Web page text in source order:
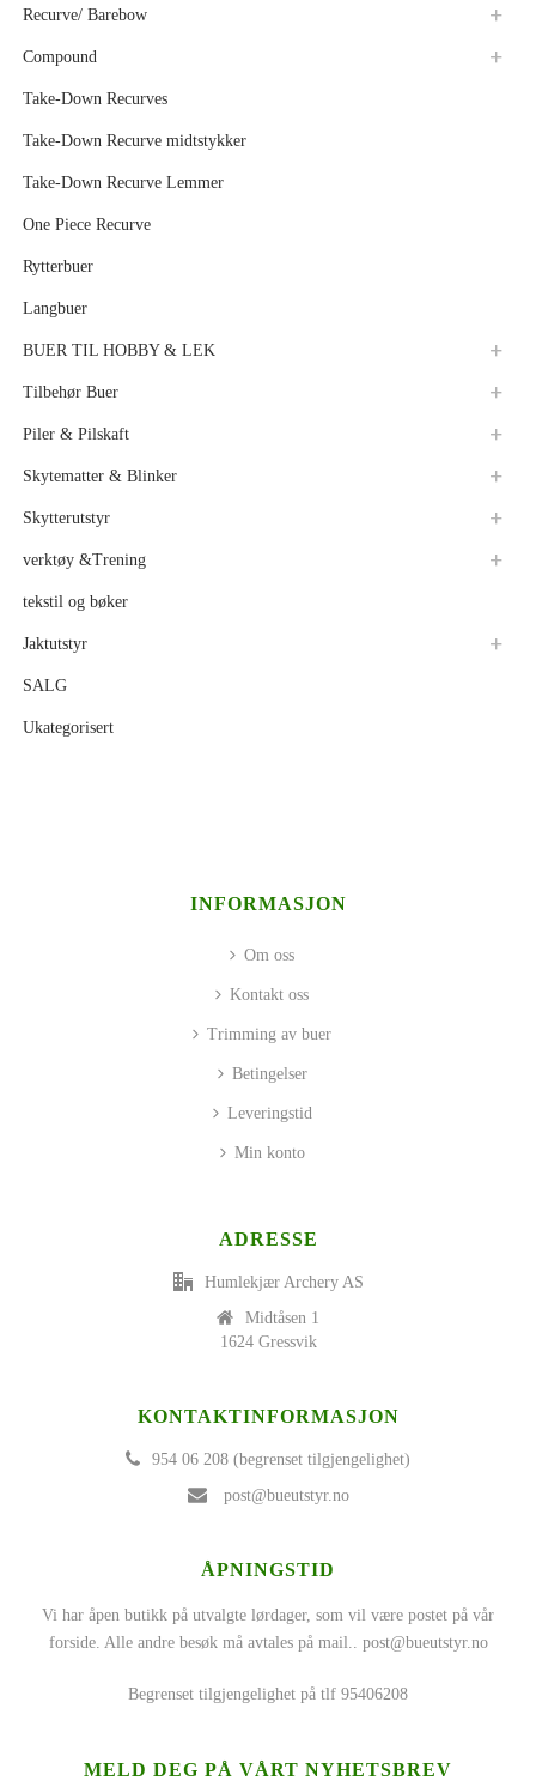
Recurve/ Barebow
Compound
Take-Down Recurves
Take-Down Recurve midtstykker
Take-Down Recurve Lemmer
One Piece Recurve
Rytterbuer
Langbuer
BUER TIL HOBBY & LEK
Tilbehør Buer
Piler & Pilskaft
Skytematter & Blinker
Skytterutstyr
verktøy &Trening
tekstil og bøker
Jaktutstyr
SALG
Ukategorisert
INFORMASJON
Om oss
Kontakt oss
Trimming av buer
Betingelser
Leveringstid
Min konto
ADRESSE
Humlekjær Archery AS
Midtåsen 1
1624 Gressvik
KONTAKTINFORMASJON
954 06 208 (begrenset tilgjengelighet)
post@bueutstyr.no
ÅPNINGSTID
Vi har åpen butikk på utvalgte lørdager, som vil være postet på vår
forside. Alle andre besøk må avtales på mail.. post@bueutstyr.no
Begrenset tilgjengelighet på tlf 95406208
MELD DEG PÅ VÅRT NYHETSBREV